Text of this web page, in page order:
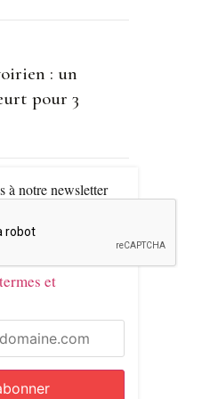
: un
pour 3
à notre newsletter
termes et